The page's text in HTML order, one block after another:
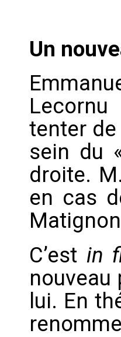
Un
tenter
sein du
droite.
en cas
C’est in
nouveau
lui. En